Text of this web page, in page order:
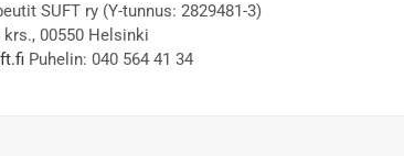
SUFT ry (Y-tunnus: 2829481-3)
00550 Helsinki
Puhelin: 040 564 41 34